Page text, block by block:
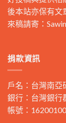
後本站亦保有文
來稿請寄：
捐款資訊
戶名：台灣南亞
銀行：台灣銀行
帳號：